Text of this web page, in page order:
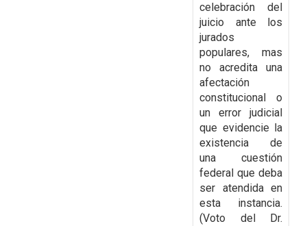
celebración del
juicio ante los
jurados
populares, mas
no acredita una
afectación
constitucional o
un error judicial
que evidencie la
existencia de
una cuestión
federal que deba
ser atendida en
esta instancia.
(Voto del Dr.